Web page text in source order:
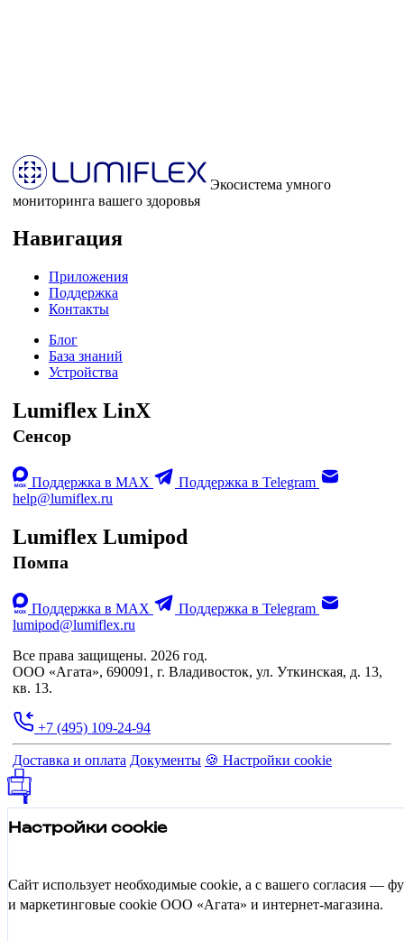
Экосистема умного
мониторинга вашего здоровья
Навигация
Приложения
Поддержка
Контакты
Блог
База знаний
Устройства
Lumiflex LinX
Сенсор
Поддержка в MAX
Поддержка в Telegram
help@lumiflex.ru
Lumiflex Lumipod
Помпа
Поддержка в MAX
Поддержка в Telegram
lumipod@lumiflex.ru
Все права защищены. 2026 год.
ООО «Агата», 690091, г. Владивосток, ул. Уткинская, д. 13,
кв. 13.
+7 (495) 109-24-94
Доставка и оплата Документы 🍪 Настройки cookie
Настройки cookie
Сайт использует необходимые cookie, а с вашего согласия —
и маркетинговые cookie ООО «Агата» и интернет-магазина.